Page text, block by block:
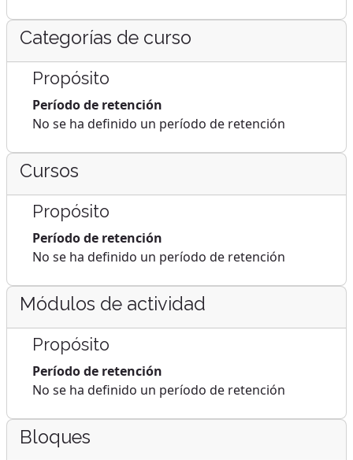
Categorías de curso
Propósito
Período de retención
No se ha definido un período de retención
Cursos
Propósito
Período de retención
No se ha definido un período de retención
Módulos de actividad
Propósito
Período de retención
No se ha definido un período de retención
Bloques